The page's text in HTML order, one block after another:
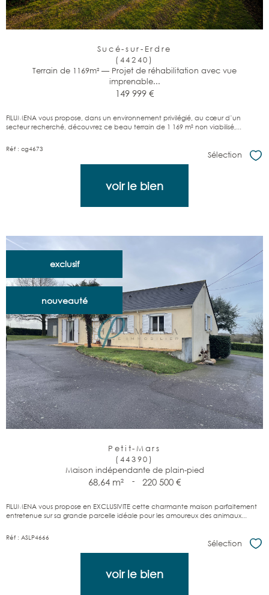
Sucé-sur-Erdre
(44240)
Terrain de 1169m² — Projet de réhabilitation avec vue
imprenable...
149 999 €
FILUMENA vous propose, dans un environnement privilégié, au cœur d’un
secteur recherché, découvrez ce beau terrain de 1 169 m² non viabilisé,...
Réf : cg4673
Sélection
voir le bien
exclusif
nouveauté
Petit-Mars
(44390)
Maison indépendante de plain-pied
68,64 m² - 220 500 €
FILUMENA vous propose en EXCLUSIVITE cette charmante maison parfaitement
entretenue sur sa grande parcelle idéale pour les amoureux des animaux...
Réf : ASLP4666
Sélection
voir le bien